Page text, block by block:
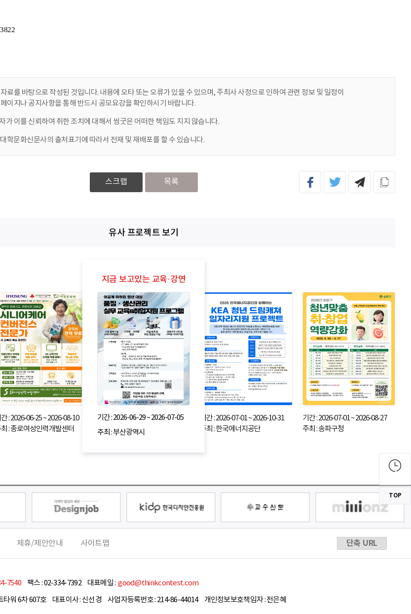
TOP
료를 바탕으로 작성된 것입니다. 내용에 오타 또는 오류가 있을 수 있으며, 주최사 사정으로 인하여 관련 정보 및 일정이
이지나 공지사항을 통해 반드시 공모요강을 확인하시기 바랍니다.
가 이를 신뢰하여 취한 조치에 대해서 씽굿은 어떠한 책임도 지지 않습니다.
문화신문사의 출처표기에 따라서 전재 및 재배포를 할 수 있습니다.
스크랩 목록
유사 프로젝트 보기
: 2026-06-25 ~ 2026-08-10
: 종로여성인력개발센터
기간 : 2026-06-29 ~ 2026-07-05
주최 : 부산광역시
기간 : 2026-07-01 ~ 2026-10-31
주최 : 한국에너지공단
기간 : 2026-07-01 ~ 2026-08-27
주최 : 송파구청
제휴/제안안내 사이트맵 단축 URL
7540 팩스 :02-334-7392 대표메일 : good@thinkcontest.com
타워 6차 607호 대표이사 : 신선경 사업자등록번호 : 214-86-44014
개인정보보호책임자 : 전은혜